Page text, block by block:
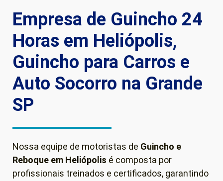
Empresa de Guincho 24
Horas em Heliópolis,
Guincho para Carros e
Auto Socorro na Grande
SP
Nossa equipe de motoristas de Guincho e
Reboque em Heliópolis é composta por
profissionais treinados e certificados, garantindo